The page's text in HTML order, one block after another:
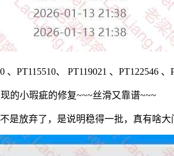
PT115510、 PT119021 、PT122546
的小瑕疵的修复~~~丝滑又靠谱~~~
是放弃了，是说明稳得一批，真有啥